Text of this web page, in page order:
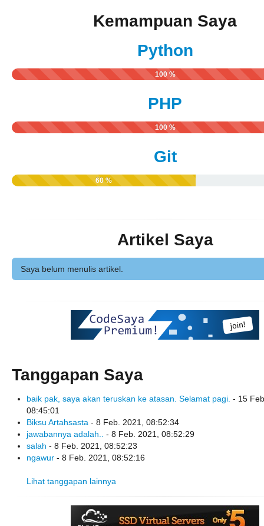
Kemampuan Saya
Python
100 %
PHP
100 %
Git
60 %
Artikel Saya
Saya belum menulis artikel.
Tanggapan Saya
baik pak, saya akan teruskan ke atasan. Selamat pagi. - 15
08:45:01
Biksu Artahsasta - 8 Feb. 2021, 08:52:34
jawabannya adalah.. - 8 Feb. 2021, 08:52:29
salah - 8 Feb. 2021, 08:52:23
ngawur - 8 Feb. 2021, 08:52:16
Lihat tanggapan lainnya